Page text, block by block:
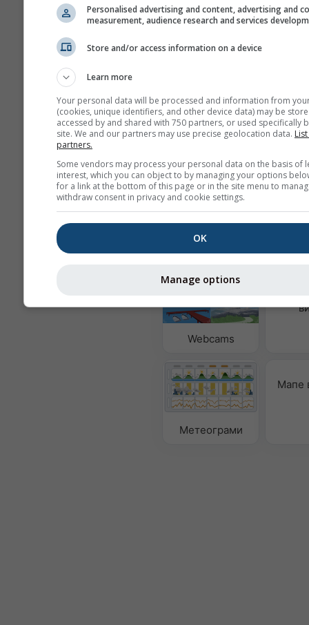
Изглед
Дани
Позадина
Са позадинском
Са позадинском
Без позадине:
Без позадине:
Још метеоролошких
Webcams
Метеограми
Мапе
Personalised advertising and content, advertising and
measurement, audience research and services
Store and/or access information on a device
Learn more
Your personal data will be processed and information from
(cookies, unique identifiers, and other device data) may be
accessed by and shared with 750 partners, or used specifically
site. We and our partners may use precise geolocation data.
partners.
Some vendors may process your personal data on the basis of
interest, which you can object to by managing your options
for a link at the bottom of this page or in the site menu to
withdraw consent in privacy and cookie settings.
OK
Manage options